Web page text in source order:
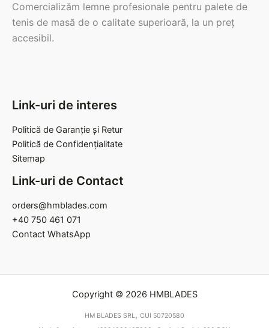
Comercializăm lemne profesionale pentru palete de
tenis de masă de o calitate superioară, la un preț
accesibil.
Link-uri de interes
Politică de Garanție și Retur
Politică de Confidențialitate
Sitemap
Link-uri de Contact
orders@hmblades.com
+40 750 461 071
Contact WhatsApp
Copyright © 2026 HMBLADES
HM BLADES SRL, CUI 50720580